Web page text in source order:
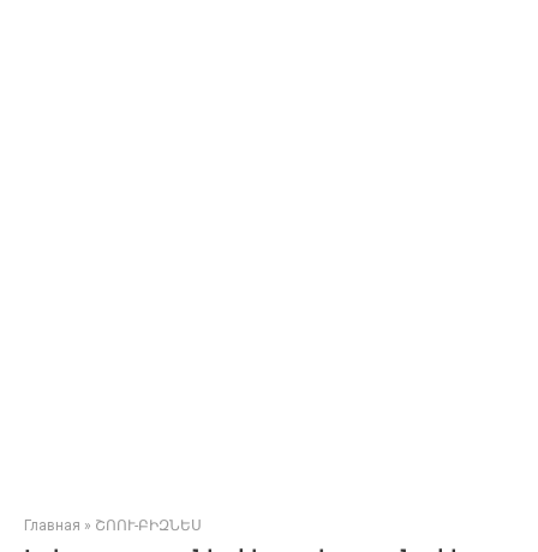
Главная » ՇՈՈՒ-ԲԻԶՆԵՍ